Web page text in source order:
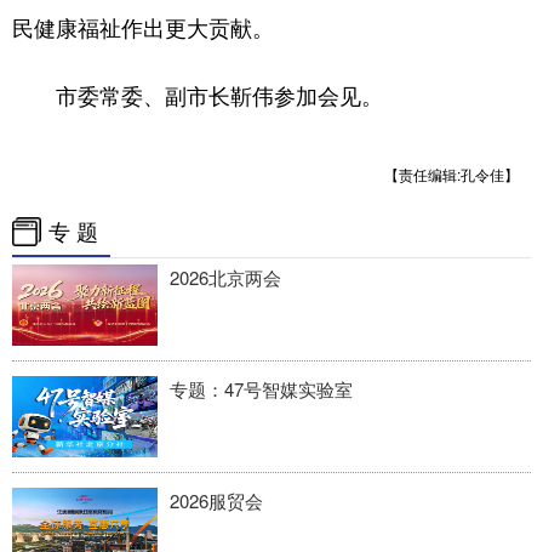
民健康福祉作出更大贡献。
市委常委、副市长靳伟参加会见。
【责任编辑:孔令佳】
专 题
2026北京两会
专题：47号智媒实验室
2026服贸会